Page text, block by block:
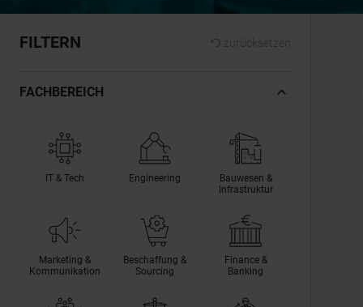
FILTERN zurücksetzen
FACHBEREICH
IT & Tech Engineering
Bauwesen &
Infrastruktur
Marketing &
Kommunikation
Beschaffung &
Sourcing
Finance &
Banking